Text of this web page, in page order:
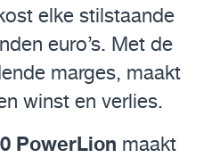
elke stilstaande
euro’s. Met de
marges, maakt
winst en verlies.
PowerLion maakt